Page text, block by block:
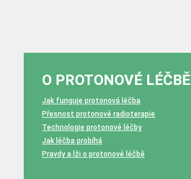
O PROTONOVÉ LÉČBĚ
Jak funguje protonová léčba
Přesnost protonové radioterapie
Technologie protonové léčby
Jak léčba probíhá
Pravdy a lži o protonové léčbě